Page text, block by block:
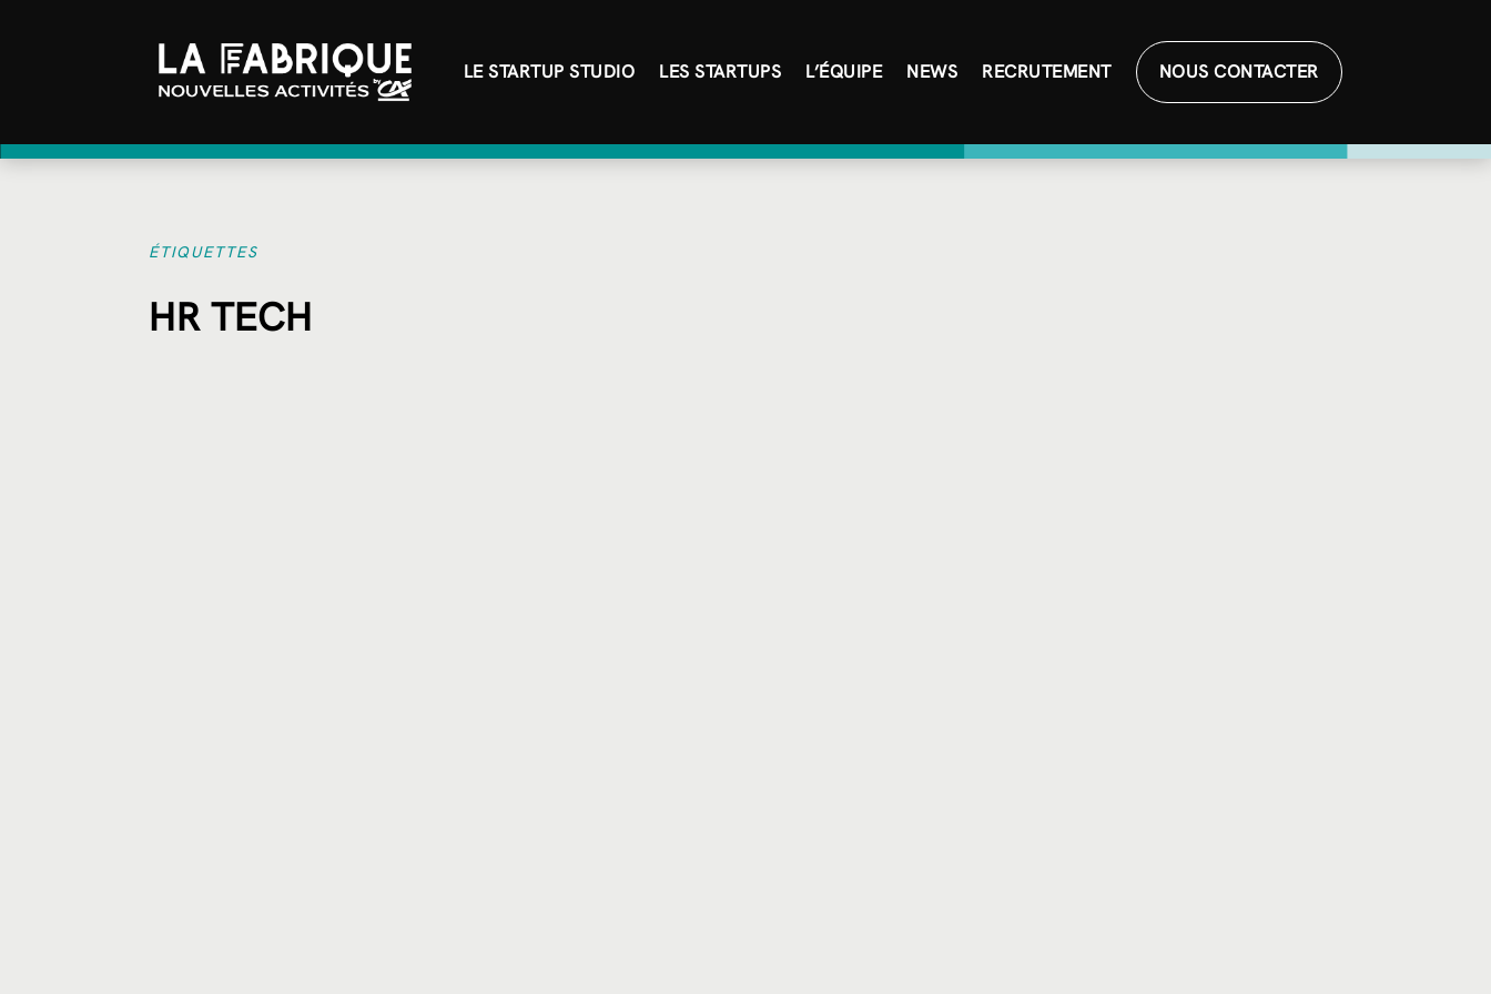
LE STARTUP STUDIO LES STARTUPS L’ÉQUIPE NEWS RECRUTEMENT NOUS CONTACTER
ÉTIQUETTES
HR TECH